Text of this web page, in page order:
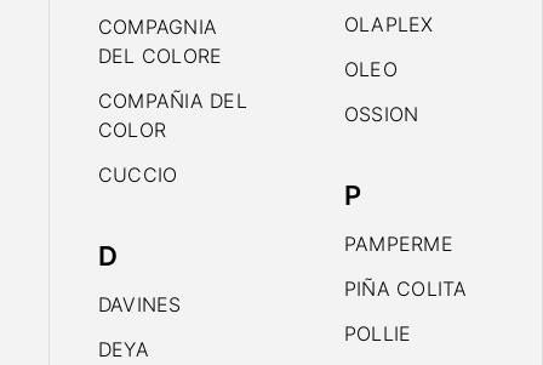
COMPAGNIA
DEL COLORE
COMPAÑIA DEL
COLOR
CUCCIO
D
DAVINES
DEYA
OLAPLEX
OLEO
OSSION
P
PAMPERME
PIÑA COLITA
POLLIE